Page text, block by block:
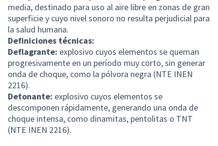
media, destinado para uso al aire libre en zonas de gran
superficie y cuyo nivel sonoro no resulta perjudicial para
la salud humana.
Definiciones técnicas:
Deflagrante: explosivo cuyos elementos se queman
progresivamente en un período muy corto, sin generar
onda de choque, como la pólvora negra (NTE INEN
2216).
Detonante: explosivo cuyos elementos se
descomponen rápidamente, generando una onda de
choque intensa, como dinamitas, pentolitas o TNT
(NTE INEN 2216).